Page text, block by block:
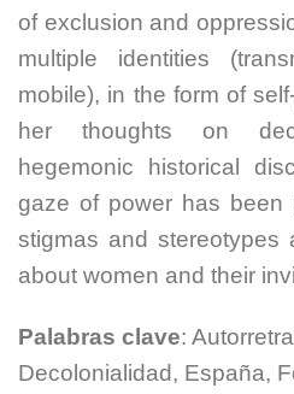
of exclusion and
multiple identities
mobile), in the form of
her thoughts on
hegemonic historical
gaze of power has been
stigmas and stereotypes
about women and their
Palabras clave:
Decolonialidad, España,